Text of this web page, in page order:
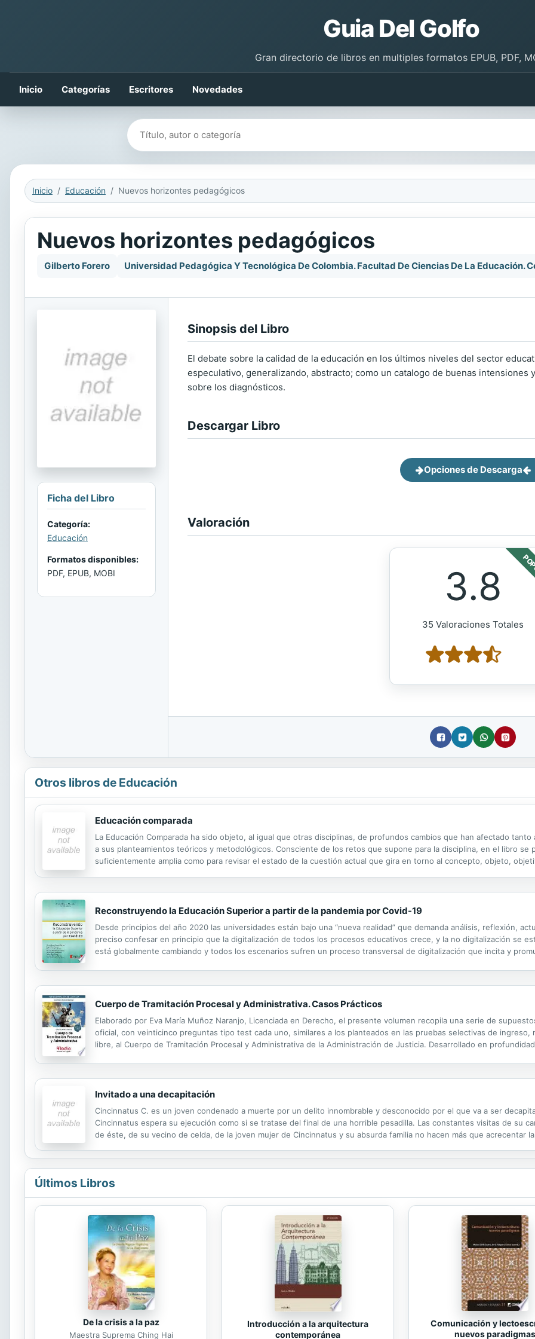
Guia Del Golfo
Gran directorio de libros en multiples formatos EPUB, PDF,
Inicio Categorías Escritores Novedades
Buscar libros
Inicio Educación Nuevos horizontes pedagógicos
Nuevos horizontes pedagógicos
Gilberto Forero Universidad Pedagógica Y Tecnológica De Colombia. Facultad De Ciencias De La Educación.
Ficha del Libro
Categoría:
Educación
Formatos disponibles:
PDF, EPUB, MOBI
Sinopsis del Libro
El debate sobre la calidad de la educación en los últimos niveles del sector
especulativo, generalizando, abstracto; como un catalogo de buenas
sobre los diagnósticos.
Descargar Libro
Opciones de Descarga
Valoración
3.8
35 Valoraciones Totales
Otros libros de Educación
Educación comparada
La Educación Comparada ha sido objeto, al igual que otras disciplinas, de profundos cambios que han afectado
a sus planteamientos teóricos y metodológicos. Consciente de los retos que supone para la disciplina, en el libro se
suficientemente amplia como para revisar el estado de la cuestión actual que gira en torno al concepto, objeto,
Reconstruyendo la Educación Superior a partir de la pandemia por Covid-19
Desde principios del año 2020 las universi­dades están bajo una “nueva realidad” que demanda análisis, re­flexión,
preciso confesar en principio que la digi­talización de todos los procesos educativos crece, y la no digitali­zación se
está global­mente cambiando y todos los escenarios su­fren un proceso trans­versal de digitalización que incita y
Cuerpo de Tramitación Procesal y Administrativa. Casos Prácticos
Elaborado por Eva María Muñoz Naranjo, Licenciada en Derecho, el presente volumen recopila una serie de
oficial, con veinticinco preguntas tipo test cada uno, similares a los planteados en las pruebas selectivas de ingreso,
libre, al Cuerpo de Tramitación Procesal y Administrativa de la Administración de Justicia. Desarrollado en
Invitado a una decapitación
Cincinnatus C. es un joven condenado a muerte por un delito innombrable y desconocido por el que va a ser
Cincinnatus espera su ejecución como si se tratase del final de una horrible pesadilla. Las constantes visitas de su
de éste, de su vecino de celda, de la joven mujer de Cincinnatus y su absurda familia no hacen más que acrecentar
Últimos Libros
De la crisis a la paz
Maestra Suprema Ching Hai
Introducción a la arquitectura
contemporánea
Comunicación y
nuevos paradigmas